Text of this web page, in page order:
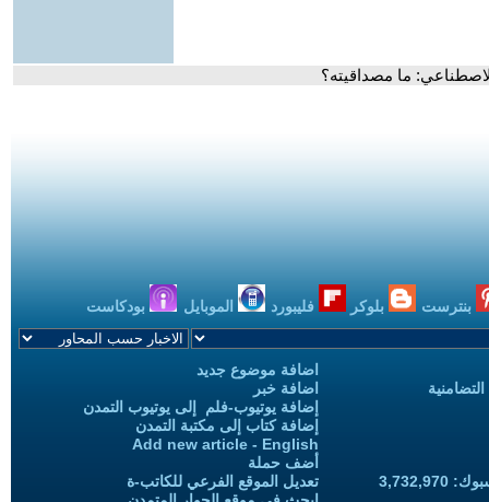
ما مصداقيته؟
بنترست بلوكر فليبورد الموبايل بودكاست
اضافة موضوع جديد
اضافة خبر
إضافة يوتيوب-فلم إلى يوتيوب التمدن
إضافة كتاب إلى مكتبة التمدن
Add new article - English
أضف حملة
تعديل الموقع الفرعي للكاتب-ة